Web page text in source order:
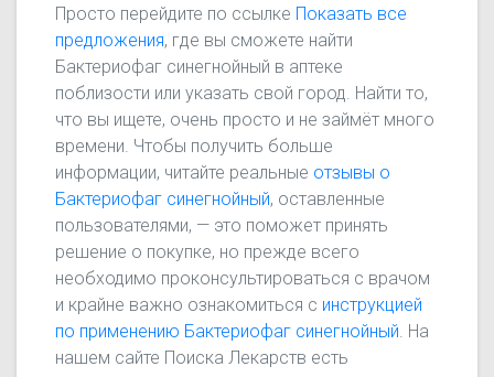
Просто перейдите по ссылке Показать все
предложения, где вы сможете найти
Бактериофаг синегнойный в аптеке
поблизости или указать свой город. Найти то,
что вы ищете, очень просто и не займёт много
времени. Чтобы получить больше
информации, читайте реальные отзывы о
Бактериофаг синегнойный, оставленные
пользователями, — это поможет принять
решение о покупке, но прежде всего
необходимо проконсультироваться с врачом
и крайне важно ознакомиться с инструкцией
по применению Бактериофаг синегнойный . На
нашем сайте Поиска Лекарств есть